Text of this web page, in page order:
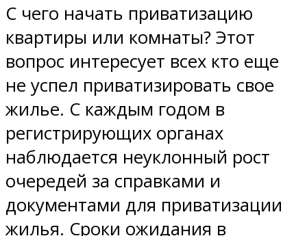
С чего начать приватизацию
квартиры или комнаты? Этот
вопрос интересует всех кто еще
не успел приватизировать свое
жилье. С каждым годом в
регистрирующих органах
наблюдается неуклонный рост
очередей за справками и
документами для приватизации
жилья. Сроки ожидания в